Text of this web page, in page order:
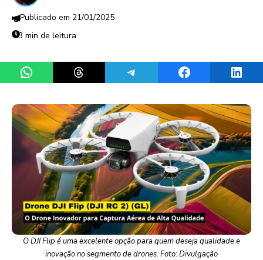
21/01/2025
3 min de leitura
Share on WhatsAppShare on ThreadsShare on TelegramShare on Facebook
O DJI Flip é uma excelente opção para quem deseja qualidade e
inovação no segmento de drones. Foto: Divulgação